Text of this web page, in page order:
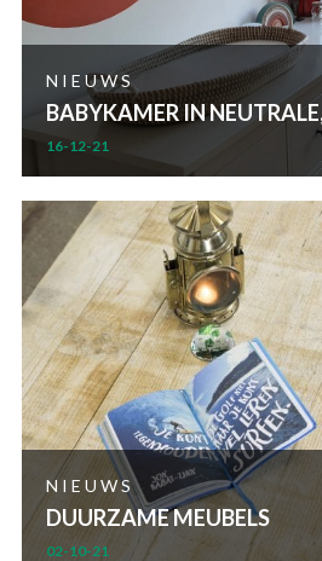
NIEUWS
BABYKAMER IN
16-12-21
NIEUWS
DUURZAME MEUBELS
02-10-21